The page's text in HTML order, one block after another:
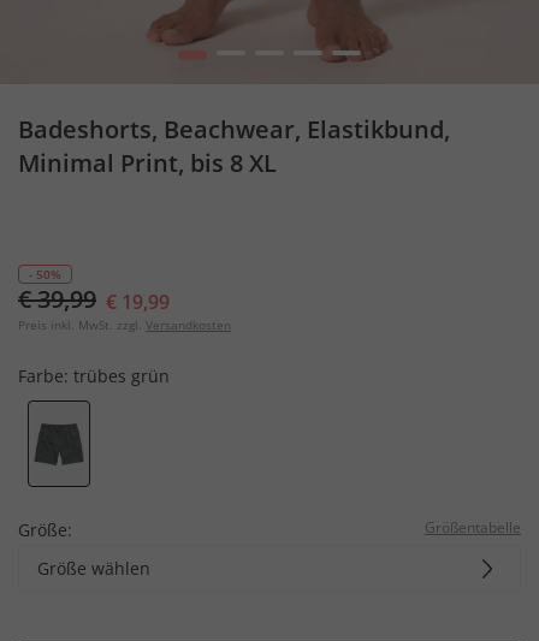
4 5
Badeshorts, Beachwear, Elastikbund,
Minimal Print, bis 8 XL
- 50%
€ 39,99 € 19,99
Preis inkl. MwSt. zzgl. Versandkosten
Farbe: trübes grün
Größe: Größentabelle
Größe wählen